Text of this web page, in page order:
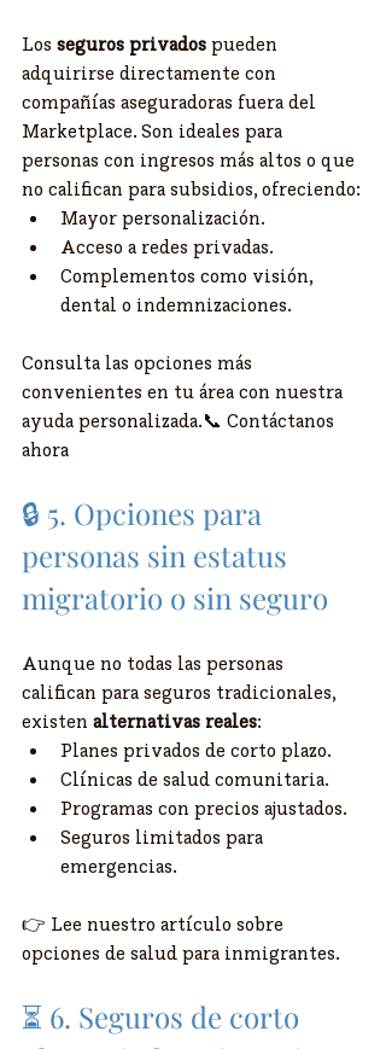
Los seguros privados pueden
adquirirse directamente con
compañías aseguradoras fuera del
Marketplace. Son ideales para
personas con ingresos más altos o que
no califican para subsidios, ofreciendo:
Mayor personalización.
Acceso a redes privadas.
Complementos como visión,
dental o indemnizaciones.
Consulta las opciones más
convenientes en tu área con nuestra
ayuda personalizada.📞 Contáctanos
ahora
🔒 5. Opciones para
personas sin estatus
migratorio o sin seguro
Aunque no todas las personas
califican para seguros tradicionales,
existen alternativas reales:
Planes privados de corto plazo.
Clínicas de salud comunitaria.
Programas con precios ajustados.
Seguros limitados para
emergencias.
👉 Lee nuestro artículo sobre
opciones de salud para inmigrantes.
⏳ 6. Seguros de corto